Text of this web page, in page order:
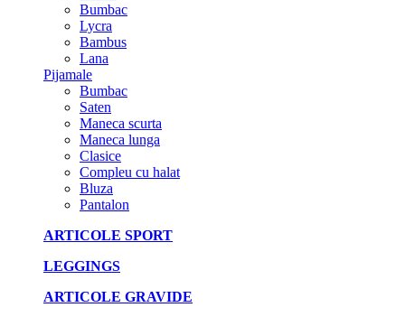
Bumbac
Lycra
Bambus
Lana
Pijamale
Bumbac
Saten
Maneca scurta
Maneca lunga
Clasice
Compleu cu halat
Bluza
Pantalon
ARTICOLE SPORT
LEGGINGS
ARTICOLE GRAVIDE